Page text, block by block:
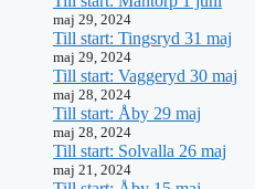
maj 29, 2024
Till start: Tingsryd 31 maj
maj 29, 2024
Till start: Vaggeryd 30 maj
maj 28, 2024
Till start: Åby 29 maj
maj 28, 2024
Till start: Solvalla 26 maj
maj 21, 2024